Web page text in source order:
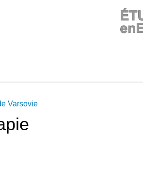
Varsovie